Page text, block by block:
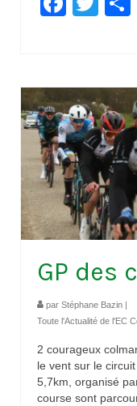
GP des
par Stéphane Bazin |
Toute l'Actualité de l'EC
2 courageux
le vent sur le
5,7km, organisé
course sont